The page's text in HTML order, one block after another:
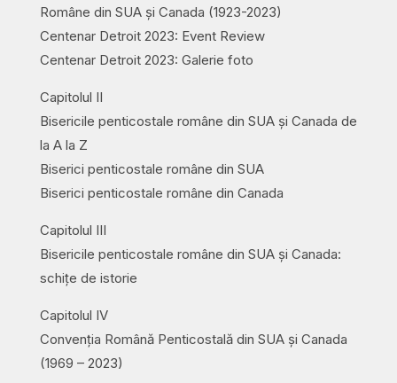
Române din SUA și Canada (1923-2023)
Centenar Detroit 2023: Event Review
Centenar Detroit 2023: Galerie foto
Capitolul II
Bisericile penticostale române din SUA și Canada de
la A la Z
Biserici penticostale române din SUA
Biserici penticostale române din Canada
Capitolul III
Bisericile penticostale române din SUA și Canada:
schițe de istorie
Capitolul IV
Convenția Română Penticostală din SUA și Canada
(1969 – 2023)